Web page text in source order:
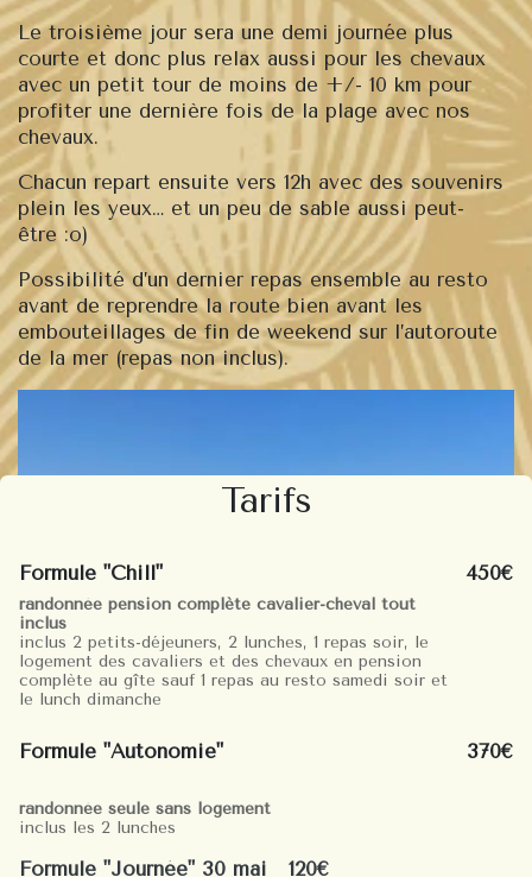
Le troisième jour sera une demi journée plus
courte et donc plus relax aussi pour les chevaux
avec un petit tour de moins de +/- 10 km pour
profiter une dernière fois de la plage avec nos
chevaux.
Chacun repart ensuite vers 12h avec des souvenirs
plein les yeux… et un peu de sable aussi peut-
être :o)
Possibilité d’un dernier repas ensemble au resto
avant de reprendre la route bien avant les
embouteillages de fin de weekend sur l’autoroute
de la mer (repas non inclus).
Tarifs
Formule "Chill" 450€
randonnée pension complète cavalier-cheval tout
inclus
inclus 2 petits-déjeuners, 2 lunches, 1 repas soir, le
logement des cavaliers et des chevaux en pension
complète au gîte sauf 1 repas au resto samedi soir et
le lunch dimanche
Formule "Autonomie" 370€
randonnée seule sans logement
inclus les 2 lunches
Formule "Journée" 30 mai 120€